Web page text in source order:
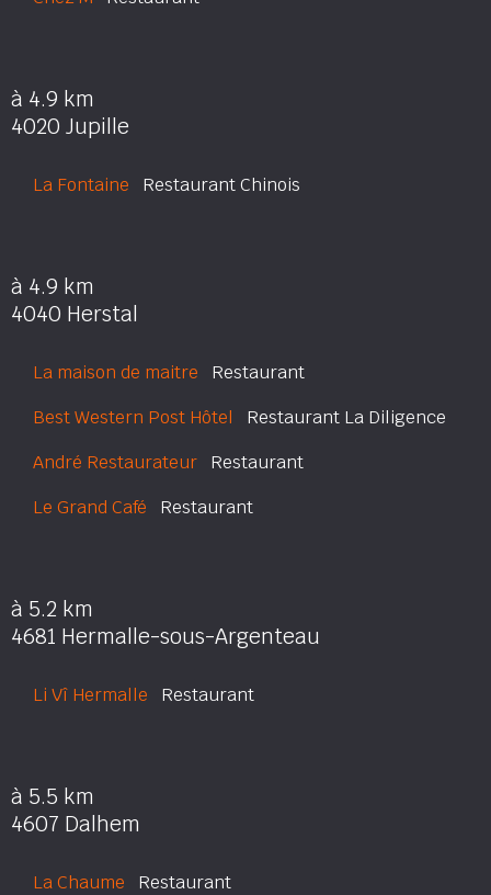
à 4.9 km
4020 Jupille
La Fontaine Restaurant Chinois
à 4.9 km
4040 Herstal
La maison de maitre Restaurant
Best Western Post Hôtel Restaurant La Diligence
André Restaurateur Restaurant
Le Grand Café Restaurant
à 5.2 km
4681 Hermalle-sous-Argenteau
Li Vî Hermalle Restaurant
à 5.5 km
4607 Dalhem
La Chaume Restaurant